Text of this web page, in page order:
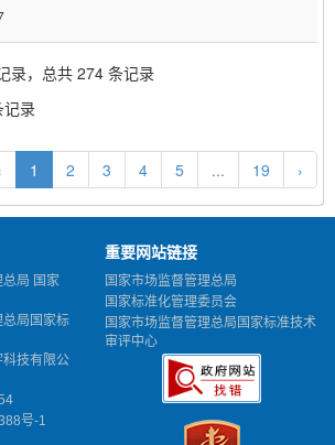
录，总共 274 条记录
记录
1 2 3 4 5 ... 19 ›
局 国家
总局国家标
技有限公
号-1
重要网站链接
国家市场监督管理总局
国家标准化管理委员会
国家市场监督管理总局国家标准技术
审评中心